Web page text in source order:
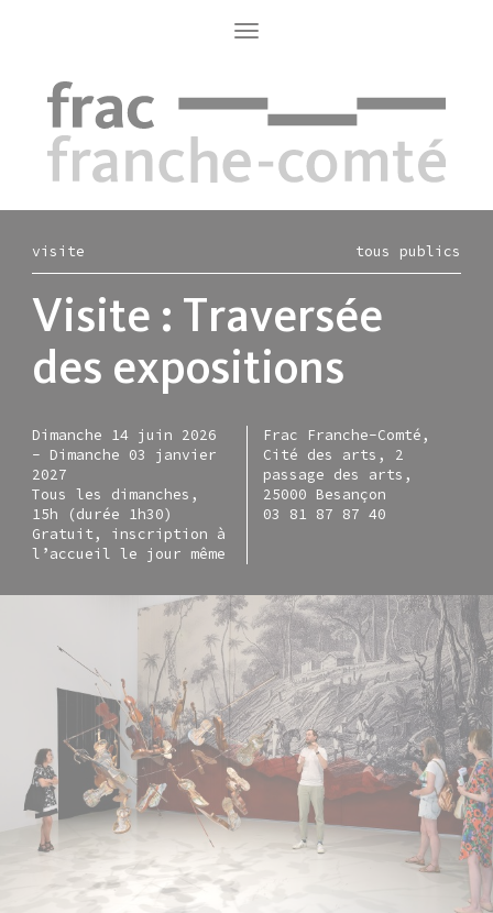
Toggle
navigation
visite tous publics
Visite : Traversée
des expositions
Dimanche 14 juin 2026
- Dimanche 03 janvier
2027
Tous les dimanches,
15h (durée 1h30)
Gratuit, inscription à
l’accueil le jour même
Frac Franche-Comté,
Cité des arts, 2
passage des arts,
25000 Besançon
03 81 87 87 40